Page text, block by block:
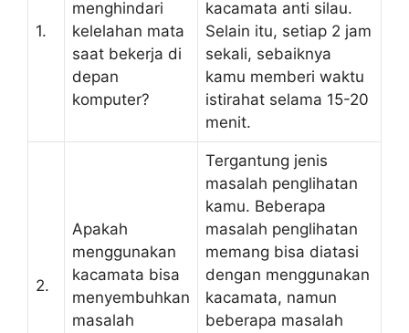
1.
menghindari
kelelahan mata
saat bekerja di
depan
komputer?
kacamata anti silau.
Selain itu, setiap 2 jam
sekali, sebaiknya
kamu memberi waktu
istirahat selama 15-20
menit.
2.
Apakah
menggunakan
kacamata bisa
menyembuhkan
masalah
Tergantung jenis
masalah penglihatan
kamu. Beberapa
masalah penglihatan
memang bisa diatasi
dengan menggunakan
kacamata, namun
beberapa masalah